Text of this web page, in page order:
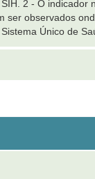
2 - O indicador
ser observados
Único de